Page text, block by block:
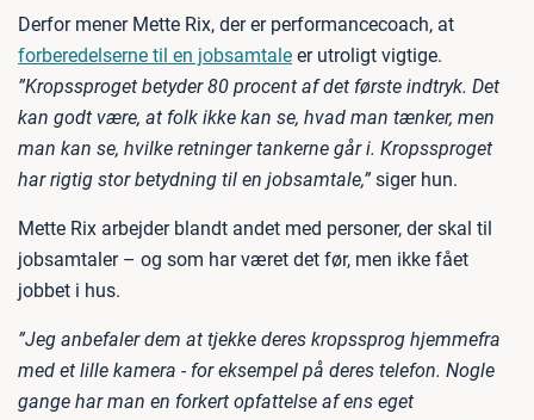
Derfor mener Mette Rix, der er performancecoach, at
forberedelserne til en jobsamtale er utroligt vigtige.
”Kropssproget betyder 80 procent af det første indtryk. Det
kan godt være, at folk ikke kan se, hvad man tænker, men
man kan se, hvilke retninger tankerne går i. Kropssproget
har rigtig stor betydning til en jobsamtale,” siger hun.
Mette Rix arbejder blandt andet med personer, der skal til
jobsamtaler – og som har været det før, men ikke fået
jobbet i hus.
”Jeg anbefaler dem at tjekke deres kropssprog hjemmefra
med et lille kamera - for eksempel på deres telefon. Nogle
gange har man en forkert opfattelse af ens eget